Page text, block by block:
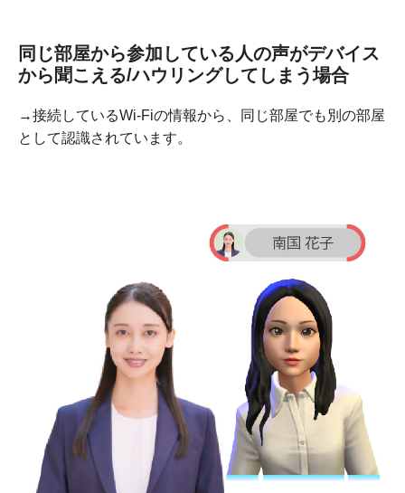
同じ部屋から参加している人の声がデバイス
から聞こえる/ハウリングしてしまう場合
→接続しているWi-Fiの情報から、同じ部屋でも別の部屋
として認識されています。